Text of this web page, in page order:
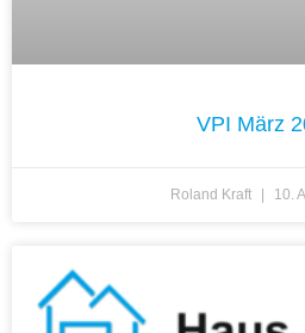
VPI März
Roland Kraft 10.